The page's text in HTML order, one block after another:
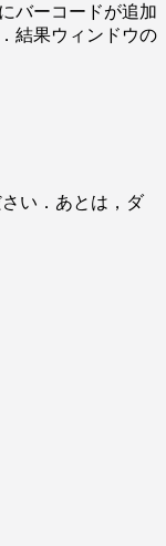
バーコードが追加
結果ウィンドウの
い．あとは，ダ